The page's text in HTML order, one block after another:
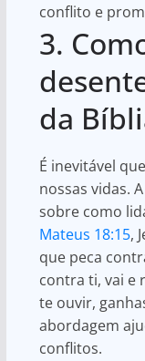
conflito e
3.
da
É inevitável
nossas vidas.
sobre como
Mateus 18:15,
que peca
contra ti, vai e
te ouvir,
abordagem
conflitos.